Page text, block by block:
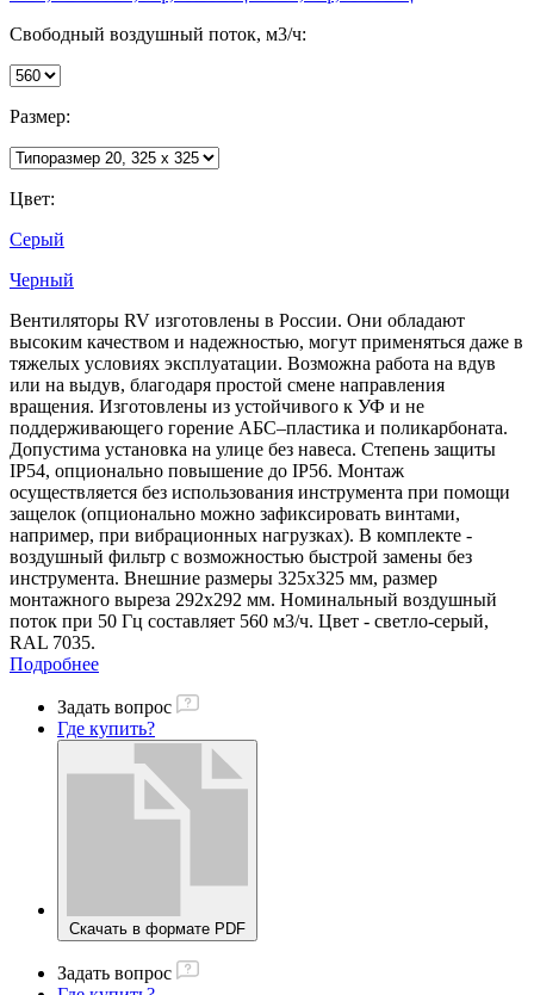
Свободный воздушный поток, м3/ч:
Размер:
Цвет:
Серый
Черный
Вентиляторы RV изготовлены в России. Они обладают
высоким качеством и надежностью, могут применяться даже в
тяжелых условиях эксплуатации. Возможна работа на вдув
или на выдув, благодаря простой смене направления
вращения. Изготовлены из устойчивого к УФ и не
поддерживающего горение АБС–пластика и поликарбоната.
Допустима установка на улице без навеса. Степень защиты
IP54, опционально повышение до IP56. Монтаж
осуществляется без использования инструмента при помощи
защелок (опционально можно зафиксировать винтами,
например, при вибрационных нагрузках). В комплекте -
воздушный фильтр с возможностью быстрой замены без
инструмента. Внешние размеры 325х325 мм, размер
монтажного выреза 292х292 мм. Номинальный воздушный
поток при 50 Гц составляет 560 м3/ч. Цвет - светло-серый,
RAL 7035.
Подробнее
Задать вопрос
Где купить?
Скачать в формате PDF
Задать вопрос